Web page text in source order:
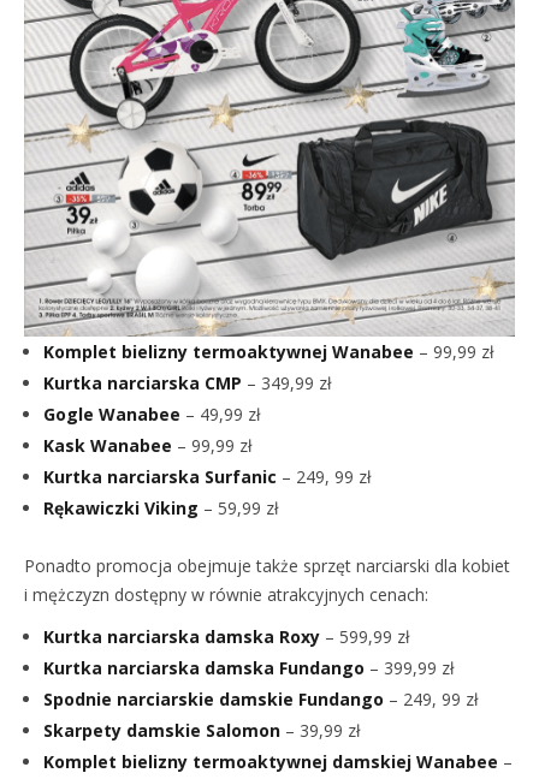
Komplet bielizny termoaktywnej Wanabee – 99,99 zł
Kurtka narciarska CMP – 349,99 zł
Gogle Wanabee – 49,99 zł
Kask Wanabee – 99,99 zł
Kurtka narciarska Surfanic – 249, 99 zł
Rękawiczki Viking – 59,99 zł
Ponadto promocja obejmuje także sprzęt narciarski dla kobiet
i mężczyzn dostępny w równie atrakcyjnych cenach:
Kurtka narciarska damska Roxy – 599,99 zł
Kurtka narciarska damska Fundango – 399,99 zł
Spodnie narciarskie damskie Fundango – 249, 99 zł
Skarpety damskie Salomon – 39,99 zł
Komplet bielizny termoaktywnej damskiej Wanabee –